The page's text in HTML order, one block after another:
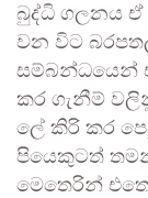
බුද්ධි ගලනය ඒ
වන විට
සම්බන්ධයෙන්
කර ගැනීම්
ලේ කිරි කර
පියෙකුටත්
මෙතෙරින්